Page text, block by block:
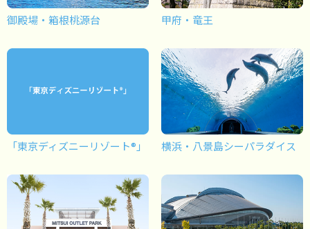
御殿場・箱根桃源台 甲府・竜王
「東京ディズニーリゾート®」 横浜・八景島シーパラダイス